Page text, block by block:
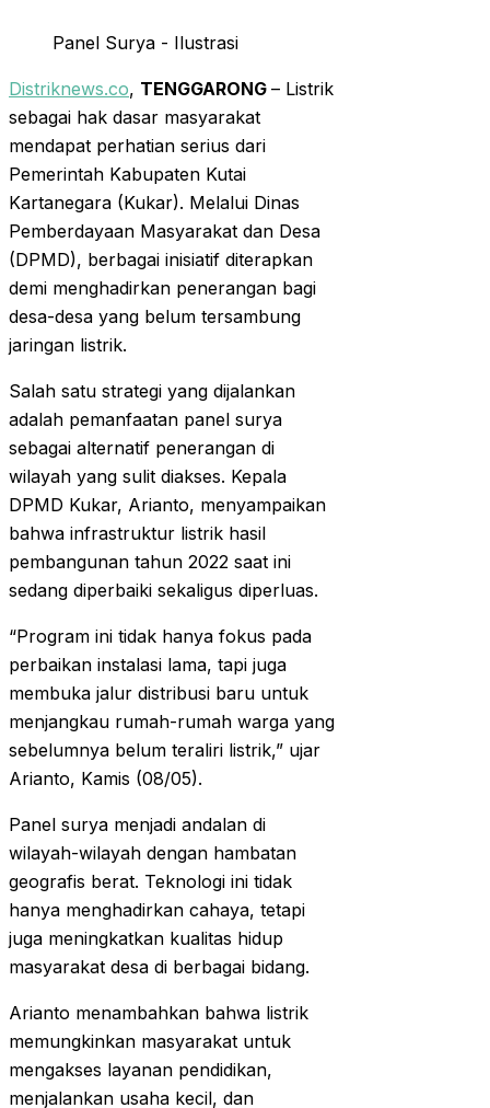
Panel Surya - Ilustrasi
Distriknews.co, TENGGARONG – Listrik
sebagai hak dasar masyarakat
mendapat perhatian serius dari
Pemerintah Kabupaten Kutai
Kartanegara (Kukar). Melalui Dinas
Pemberdayaan Masyarakat dan Desa
(DPMD), berbagai inisiatif diterapkan
demi menghadirkan penerangan bagi
desa-desa yang belum tersambung
jaringan listrik.
Salah satu strategi yang dijalankan
adalah pemanfaatan panel surya
sebagai alternatif penerangan di
wilayah yang sulit diakses. Kepala
DPMD Kukar, Arianto, menyampaikan
bahwa infrastruktur listrik hasil
pembangunan tahun 2022 saat ini
sedang diperbaiki sekaligus diperluas.
“Program ini tidak hanya fokus pada
perbaikan instalasi lama, tapi juga
membuka jalur distribusi baru untuk
menjangkau rumah-rumah warga yang
sebelumnya belum teraliri listrik,” ujar
Arianto, Kamis (08/05).
Panel surya menjadi andalan di
wilayah-wilayah dengan hambatan
geografis berat. Teknologi ini tidak
hanya menghadirkan cahaya, tetapi
juga meningkatkan kualitas hidup
masyarakat desa di berbagai bidang.
Arianto menambahkan bahwa listrik
memungkinkan masyarakat untuk
mengakses layanan pendidikan,
menjalankan usaha kecil, dan